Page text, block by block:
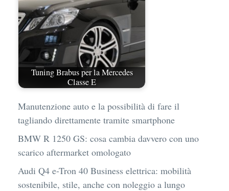
Tuning Brabus per la Mercedes
Classe E
Manutenzione auto e la possibilità di fare il
tagliando direttamente tramite smartphone
BMW R 1250 GS: cosa cambia davvero con uno
scarico aftermarket omologato
Audi Q4 e-Tron 40 Business elettrica: mobilità
sostenibile, stile, anche con noleggio a lungo